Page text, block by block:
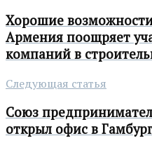
Хорошие
Армения поощряет
компаний в
Следующая статья
Союз
открыл офис в